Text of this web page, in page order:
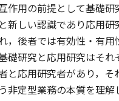
作用の前提として基礎
新しい認識であり応用
，後者では有効性・有
礎研究と応用研究はそ
と応用研究者があり，
非定型業務の本質を理